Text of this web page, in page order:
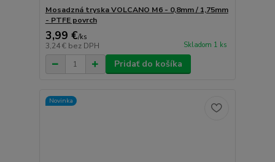
Mosadzná tryska VOLCANO M6 - 0,8mm / 1,75mm
- PTFE povrch
3,99 €/ks
3,24 € bez DPH Skladom 1 ks
Pridať do košíka
Novinka